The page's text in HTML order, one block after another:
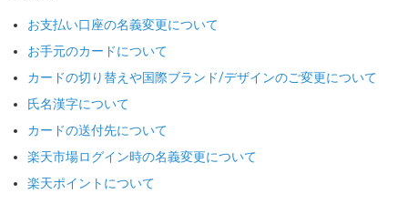
お支払い口座の名義変更について
お手元のカードについて
カードの切り替えや国際ブランド/デザインのご変更について
氏名漢字について
カードの送付先について
楽天市場ログイン時の名義変更について
楽天ポイントについて